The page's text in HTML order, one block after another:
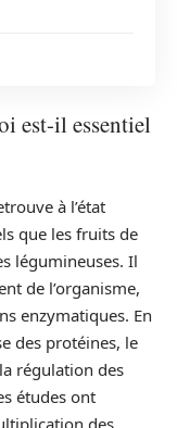
est-il essentiel
à l’état
que les fruits de
légumineuses. Il
de l’organisme,
enzymatiques. En
des protéines, le
régulation des
études ont
des